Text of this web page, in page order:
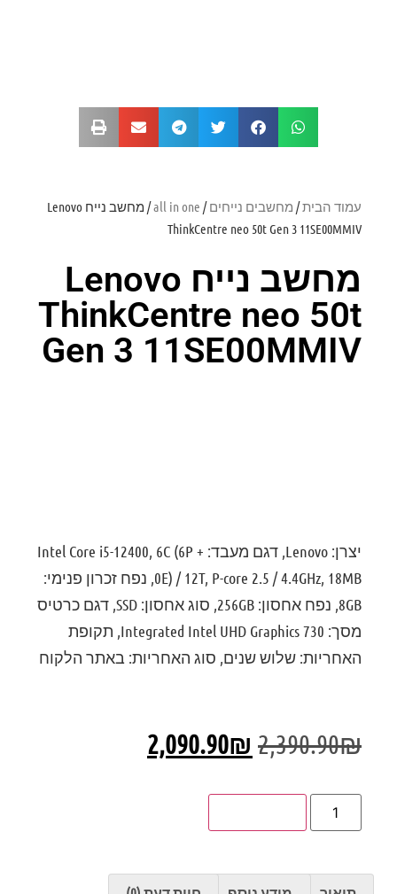
עמוד הבית/ מחשבים נייחים/
all in one
/ מחשב נייח Lenovo
ThinkCentre neo 50t Gen 3 11SE00MMIV
מחשב נייח Lenovo
ThinkCentre neo 50t
Gen 3 11SE00MMIV
יצרן: Lenovo, דגם מעבד: Intel Core i5-12400, 6C (6P +
0E) / 12T, P-core 2.5 / 4.4GHz, 18MB, נפח זכרון פנימי:
8GB, נפח אחסון: 256GB, סוג אחסון: SSD, דגם כרטיס
מסך: Integrated Intel UHD Graphics 730, תקופת
האחריות: שלוש שנים, סוג האחריות: באתר הלקוח
2,390.90₪
2,090.90₪